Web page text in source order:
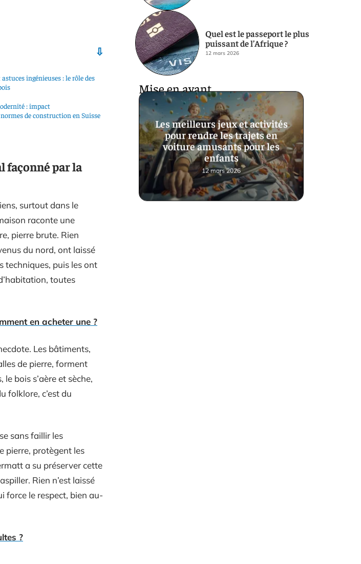
ingénieuses : le rôle des
: impact
de construction en Suisse
façonné par la
surtout dans le
raconte une
pierre brute. Rien
du nord, ont laissé
techniques, puis les ont
toutes
en acheter une ?
Les bâtiments,
de pierre, forment
bois s’aère et sèche,
folklore, c’est du
sans faillir les
pierre, protègent les
a su préserver cette
Rien n’est laissé
force le respect, bien au-
?
Quel est le passeport le plus
puissant de l’Afrique ?
12 mars 2026
Mise en avant
Les meilleurs jeux et activités
pour rendre les trajets en
voiture amusants pour les
enfants
12 mars 2026